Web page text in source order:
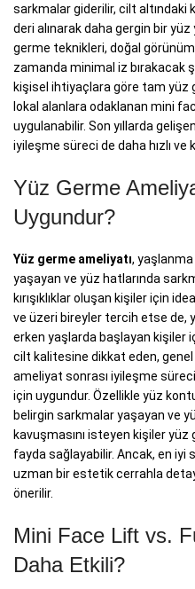
sarkmalar giderilir, cilt altındaki
deri alınarak daha gergin bir yüz
germe teknikleri, doğal
zamanda minimal iz bırakacak
kişisel ihtiyaçlara göre tam
lokal alanlara odaklanan mini
uygulanabilir. Son yıllarda
iyileşme süreci de daha hızlı
Yüz Germe
Uygundur?
Yüz germe ameliyatı,
yaşayan ve yüz hatlarında
kırışıklıklar oluşan kişiler için
ve üzeri bireyler tercih etse de,
erken yaşlarda başlayan kişiler
cilt kalitesine dikkat eden, genel
ameliyat sonrası iyileşme
için uygundur. Özellikle yüz
belirgin sarkmalar yaşayan ve
kavuşmasını isteyen kişiler
fayda sağlayabilir. Ancak, en iyi
uzman bir estetik cerrahla
önerilir.
Mini Face Lift vs.
Daha Etkili?